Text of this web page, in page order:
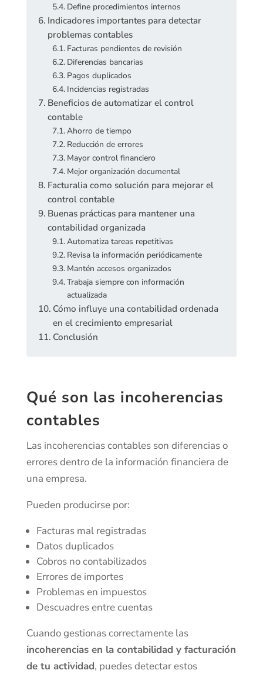
Define procedimientos internos
Indicadores importantes para detectar
problemas contables
Facturas pendientes de revisión
Diferencias bancarias
Pagos duplicados
Incidencias registradas
Beneficios de automatizar el control
contable
Ahorro de tiempo
Reducción de errores
Mayor control financiero
Mejor organización documental
Facturalia como solución para mejorar el
control contable
Buenas prácticas para mantener una
contabilidad organizada
Automatiza tareas repetitivas
Revisa la información periódicamente
Mantén accesos organizados
Trabaja siempre con información
actualizada
Cómo influye una contabilidad ordenada
en el crecimiento empresarial
Conclusión
Qué son las incoherencias
contables
Las incoherencias contables son diferencias o
errores dentro de la información financiera de
una empresa.
Pueden producirse por:
Facturas mal registradas
Datos duplicados
Cobros no contabilizados
Errores de importes
Problemas en impuestos
Descuadres entre cuentas
Cuando gestionas correctamente las
incoherencias en la contabilidad y facturación
de tu actividad, puedes detectar estos